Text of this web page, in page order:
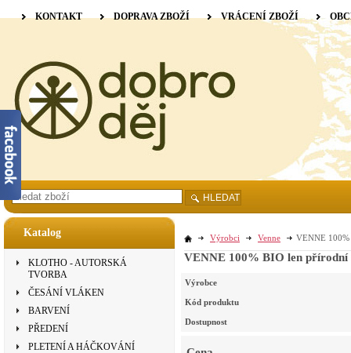
Katalog
KLOTHO - AUTORSKÁ
TVORBA
ČESÁNÍ VLÁKEN
BARVENÍ
PŘEDENÍ
PLETENÍ A HÁČKOVÁNÍ
Výrobci Venne VENNE
VENNE 100% BIO len přírodní
Výrobce
Kód produktu
Dostupnost
KONTAKT DOPRAVA ZBOŽÍ VRÁCENÍ ZBOŽÍ
HLEDAT